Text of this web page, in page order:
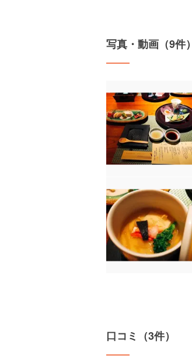
写真・動画（9件）
口コミ（3件）